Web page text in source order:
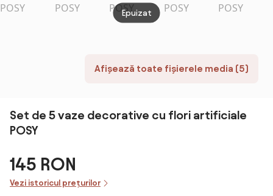
Afișează toate fișierele media (5)
Epuizat
Set de 5 vaze decorative cu flori artificiale
POSY
145 RON
Vezi istoricul prețurilor